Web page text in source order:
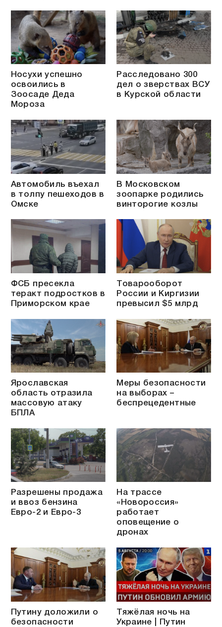
Носухи успешно
освоились в
Зоосаде Деда
Мороза
Расследовано 300
дел о зверствах ВСУ
в Курской области
Автомобиль въехал
в толпу пешеходов в
Омске
В Московском
зоопарке родились
винторогие козлы
ФСБ пресекла
теракт подростков в
Приморском крае
Товарооборот
России и Киргизии
превысил $5 млрд
Ярославская
область отразила
массовую атаку
БПЛА
Меры безопасности
на выборах –
беспрецедентные
Разрешены продажа
и ввоз бензина
Евро-2 и Евро-3
На трассе
«Новороссия»
работает
оповещение о
дронах
Путину доложили о
безопасности
Тяжёлая ночь на
Украине | Путин